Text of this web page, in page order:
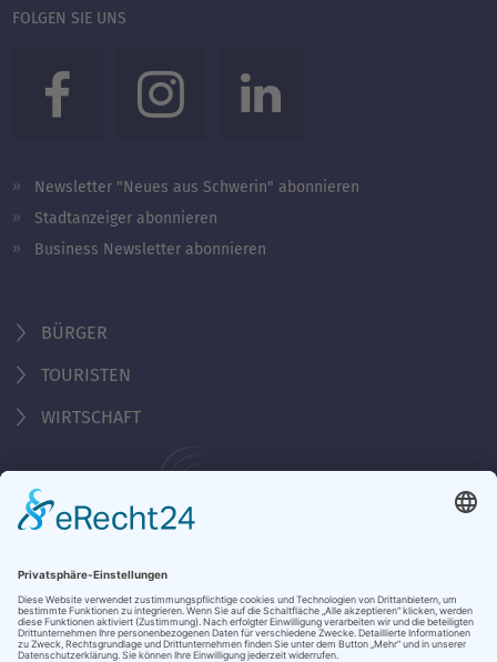
FOLGEN SIE UNS
Newsletter "Neues aus Schwerin" abonnieren
Stadtanzeiger abonnieren
Business Newsletter abonnieren
BÜRGER
TOURISTEN
WIRTSCHAFT
Behördennummer 115
KONTAKT
NOTRUFE & HOTLINES
JOBS
STADTANZEIGER
BROSCHÜREN
PRESSE
DATENSCHUTZ